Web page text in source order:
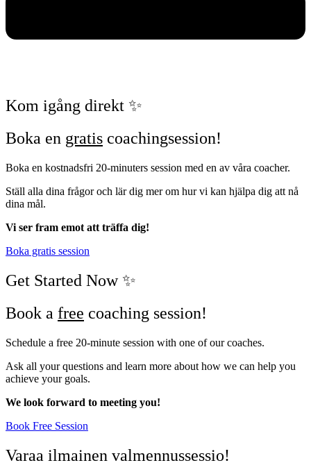
Kom igång direkt ✨
Boka en gratis coachingsession!
Boka en kostnadsfri 20-minuters session med en av våra coacher.
Ställ alla dina frågor och lär dig mer om hur vi kan hjälpa dig att nå
dina mål.
Vi ser fram emot att träffa dig!
Boka gratis session
Get Started Now ✨
Book a free coaching session!
Schedule a free 20-minute session with one of our coaches.
Ask all your questions and learn more about how we can help you
achieve your goals.
We look forward to meeting you!
Book Free Session
Varaa ilmainen valmennussessio!